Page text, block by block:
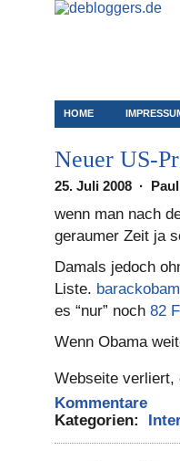
HOME
Neuer US-
25. Juli 2008 · Paul
wenn man nach
geraumer Zeit ja
Damals jedoch
Liste.
es “nur” noch 82
Wenn Obama
Webseite verliert,
Kommentare
Kategorien: